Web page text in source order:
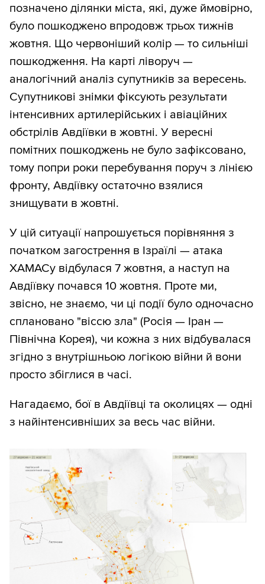
позначено ділянки міста, які, дуже ймовірно,
було пошкоджено впродовж трьох тижнів
жовтня. Що червоніший колір — то сильніші
пошкодження. На карті ліворуч —
аналогічний аналіз супутників за вересень.
Супутникові знімки фіксують результати
інтенсивних артилерійських і авіаційних
обстрілів Авдіївки в жовтні. У вересні
помітних пошкоджень не було зафіксовано,
тому попри роки перебування поруч з лінією
фронту, Авдіївку остаточно взялися
знищувати в жовтні.
У цій ситуації напрошується порівняння з
початком загострення в Ізраїлі — атака
ХАМАСу відбулася 7 жовтня, а наступ на
Авдіївку почався 10 жовтня. Проте ми,
звісно, не знаємо, чи ці події було одночасно
сплановано "віссю зла" (Росія — Іран —
Північна Корея), чи кожна з них відбувалася
згідно з внутрішньою логікою війни й вони
просто збіглися в часі.
Нагадаємо, бої в Авдіївці та околицях — одні
з найінтенсивніших за весь час війни.